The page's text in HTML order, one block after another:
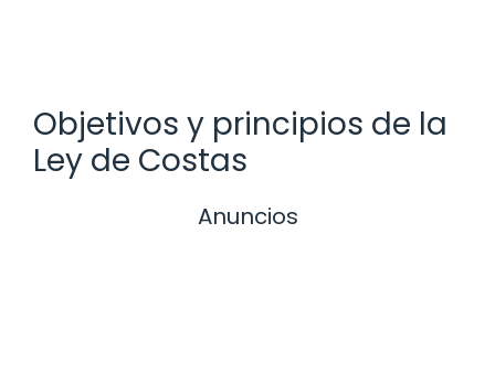
Objetivos y principios de la
Ley de Costas
Anuncios